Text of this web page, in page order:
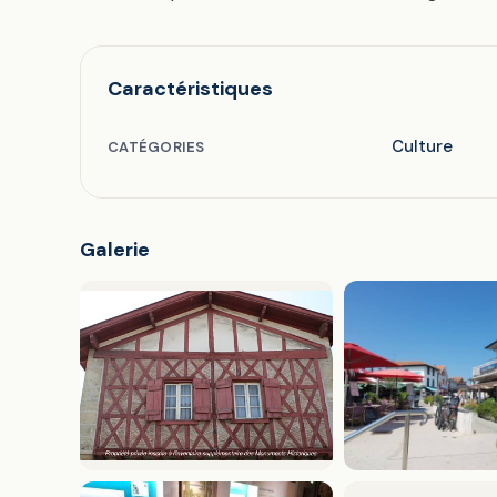
Caractéristiques
CATÉGORIES Culture
Galerie